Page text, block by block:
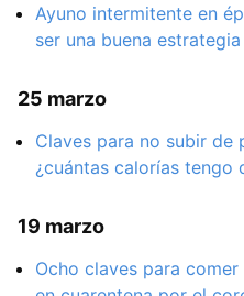
Ayuno intermitente en
ser una buena
25 marzo
Claves para no subir de
¿cuántas calorías tengo
19 marzo
Ocho claves para